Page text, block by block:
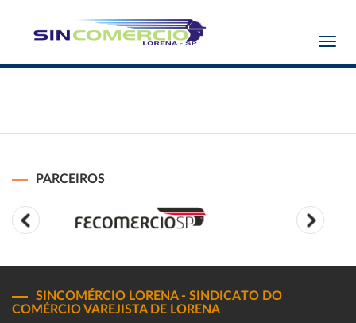
PARCEIROS
SINCOMÉRCIO LORENA - SINDICATO DO
COMÉRCIO VAREJISTA DE LORENA